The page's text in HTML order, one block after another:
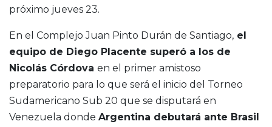
próximo jueves 23.
En el Complejo Juan Pinto Durán de Santiago, el
equipo de Diego Placente superó a los de
Nicolás Córdova en el primer amistoso
preparatorio para lo que será el inicio del Torneo
Sudamericano Sub 20 que se disputará en
Venezuela donde Argentina debutará ante Brasil